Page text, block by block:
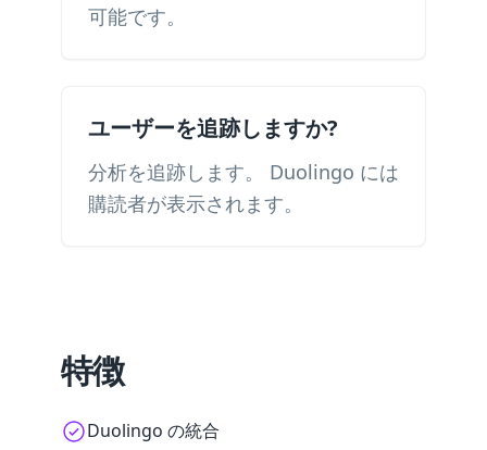
可能です。
ユーザーを追跡しますか?
分析を追跡します。 Duolingo には
購読者が表示されます。
特徴
Duolingo の統合